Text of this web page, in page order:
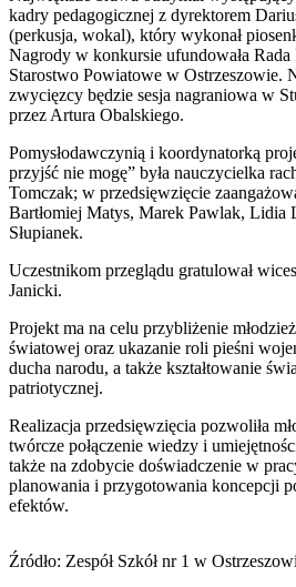
kadry pedagogicznej z dyrektorem
(perkusja, wokal), który wykonał
Nagrody w konkursie ufundowała
Starostwo Powiatowe w Ostrzeszowie.
zwycięzcy będzie sesja nagraniowa w
przez Artura Obalskiego.
Pomysłodawczynią i koordynatorką
przyjść nie mogę” była nauczycielka
Tomczak; w przedsięwzięcie
Bartłomiej Matys, Marek Pawlak, Lidia
Słupianek.
Uczestnikom przeglądu gratulował
Janicki.
Projekt ma na celu przybliżenie
światowej oraz ukazanie roli pieśni
ducha narodu, a także kształtowanie
patriotycznej.
Realizacja przedsięwzięcia pozwoliła
twórcze połączenie wiedzy i
także na zdobycie doświadczenie w
planowania i przygotowania koncepcji
efektów.
Źródło: Zespół Szkół nr 1 w